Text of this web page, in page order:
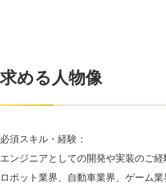
求める人物像
必須スキル・経験：
エンジニアとしての開発や実装のご経
ロボット業界、自動車業界、ゲーム